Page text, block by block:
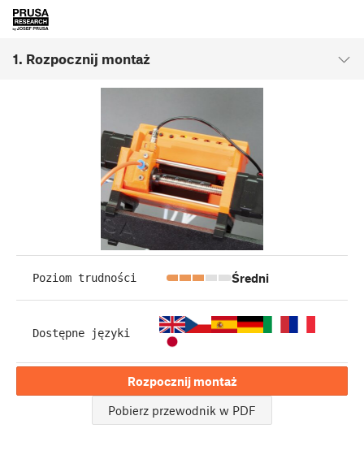
1. Rozpocznij montaż
Poziom trudności Średni
Dostępne języki
Rozpocznij montaż
Pobierz przewodnik w PDF